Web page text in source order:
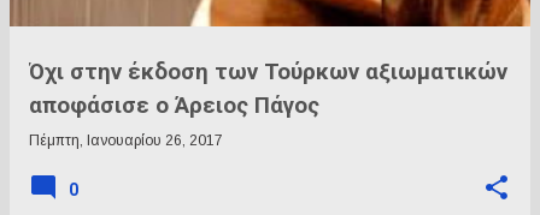
Όχι στην έκδοση των Τούρκων αξιωματικών
αποφάσισε ο Άρειος Πάγος
Πέμπτη, Ιανουαρίου 26, 2017
0